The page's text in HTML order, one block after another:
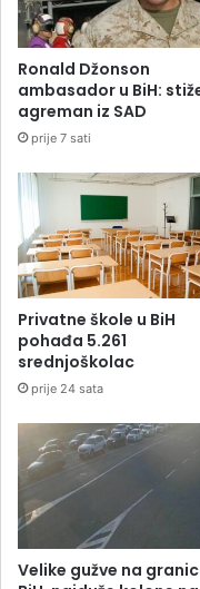
Ronald Džonson
ambasador u BiH:
agreman iz SAD
prije 7 sati
Privatne škole u BiH
pohađa 5.261
srednjoškolac
prije 24 sata
Velike gužve na